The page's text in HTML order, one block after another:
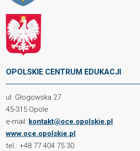
OPOLSKIE CENTRUM EDUKACJI
ul. Głogowska 27
45-315 Opole
e-mail: kontakt@oce.opolskie.pl
www.oce.opolskie.pl
tel.: +48 77 404 75 30